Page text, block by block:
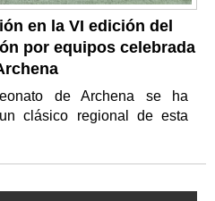
en la VI edición del
por equipos celebrada
de Archena se ha
clásico regional de esta